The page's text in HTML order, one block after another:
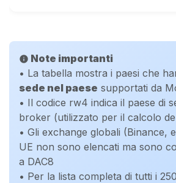
info Note importanti
• La tabella mostra i paesi che
sede nel paese supportati da
• Il codice rw4 indica il paese di
broker (utilizzato per il calcolo
• Gli exchange globali (Binance,
UE non sono elencati ma sono
a DAC8
• Per la lista completa di tutti i